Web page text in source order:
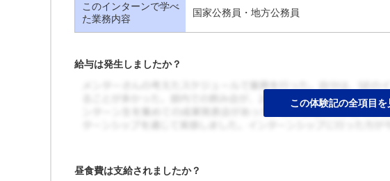
このインターンで学べ
た業務内容
国家公務員・地方公務員
給与は発生しましたか？
昼食費は支給されましたか？